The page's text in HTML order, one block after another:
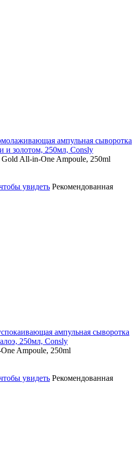
ампульная сыворотка
и золотом, 250мл, Consly
All-in-One Ampoule, 250ml
увидеть Рекомендованная
ампульная сыворотка
250мл, Consly
Ampoule, 250ml
увидеть Рекомендованная